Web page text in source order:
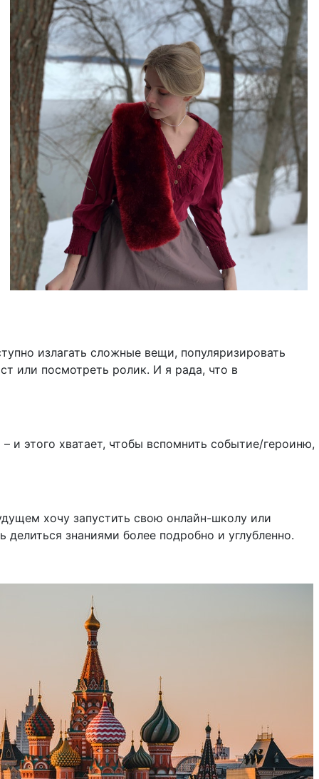
излагать сложные вещи, популяризировать
или посмотреть ролик. И я рада, что в
этого хватает, чтобы вспомнить событие/героиню,
хочу запустить свою онлайн-школу или
знаниями более подробно и углубленно.